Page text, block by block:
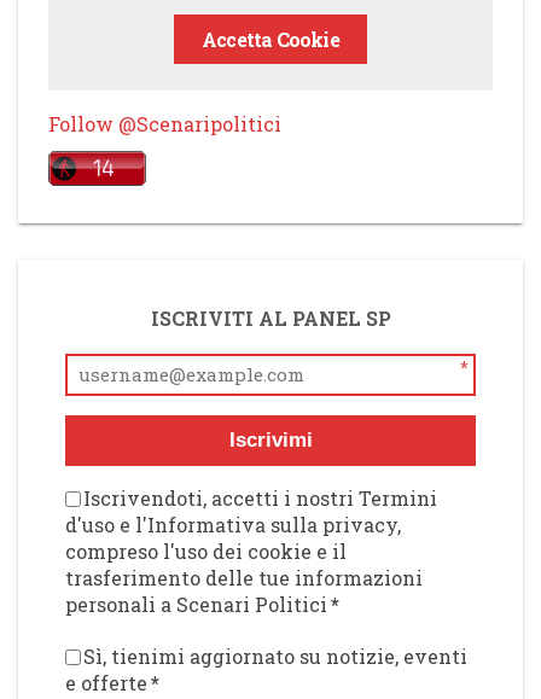
Accetta Cookie
Follow @Scenaripolitici
ISCRIVITI AL PANEL SP
*
Iscrivimi
Iscrivendoti, accetti i nostri Termini
d'uso e l'Informativa sulla privacy,
compreso l'uso dei cookie e il
trasferimento delle tue informazioni
personali a Scenari Politici*
Sì, tienimi aggiornato su notizie, eventi
e offerte*